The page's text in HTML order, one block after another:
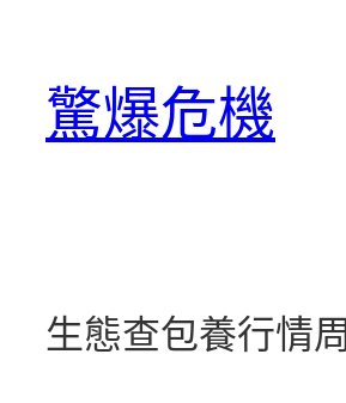
驚爆危機
生態查包養行情